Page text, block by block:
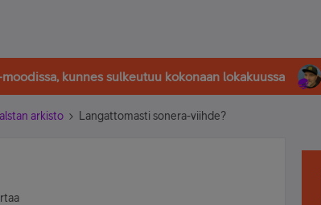
kunnes sulkeutuu kokonaan lokakuussa
arkisto Langattomasti sonera-viihde?